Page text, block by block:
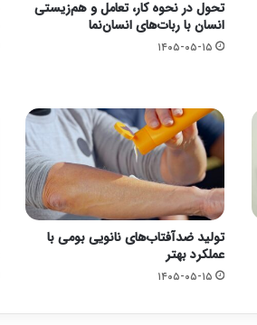
تحول در نحوه کار، تعامل و هم‌زیستی
انسان با ربات‌های انسان‌نما
۱۴۰۵-۰۵-۱۵
تولید ضدآفتاب‌های نانویی بومی با
عملکرد بهتر
۱۴۰۵-۰۵-۱۵